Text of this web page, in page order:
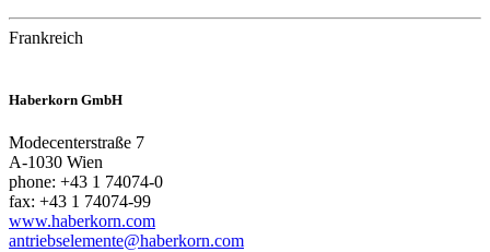
Frankreich
Haberkorn GmbH
Modecenterstraße 7
A-1030 Wien
phone: +43 1 74074-0
fax: +43 1 74074-99
www.haberkorn.com
antriebselemente@haberkorn.com